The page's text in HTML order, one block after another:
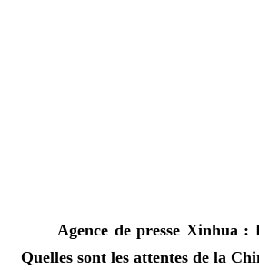
Agence de presse Xinhua
Quelles sont les attentes de la